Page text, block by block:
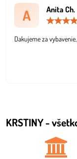
A Anita Ch.
Dakujeme za
KRSTINY -